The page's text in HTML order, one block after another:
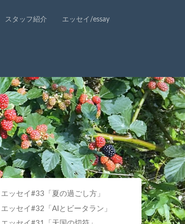
スタッフ紹介 エッセイ/essay
ッセイ#33「夏の過ごし方」
ッセイ#32「AIとビータラン」